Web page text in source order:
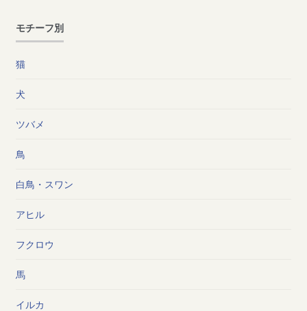
モチーフ別
猫
犬
ツバメ
鳥
白鳥・スワン
アヒル
フクロウ
馬
イルカ